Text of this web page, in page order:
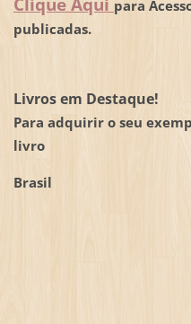
para
publicadas.
Livros em Destaque!
Para adquirir o seu
livro
Brasil